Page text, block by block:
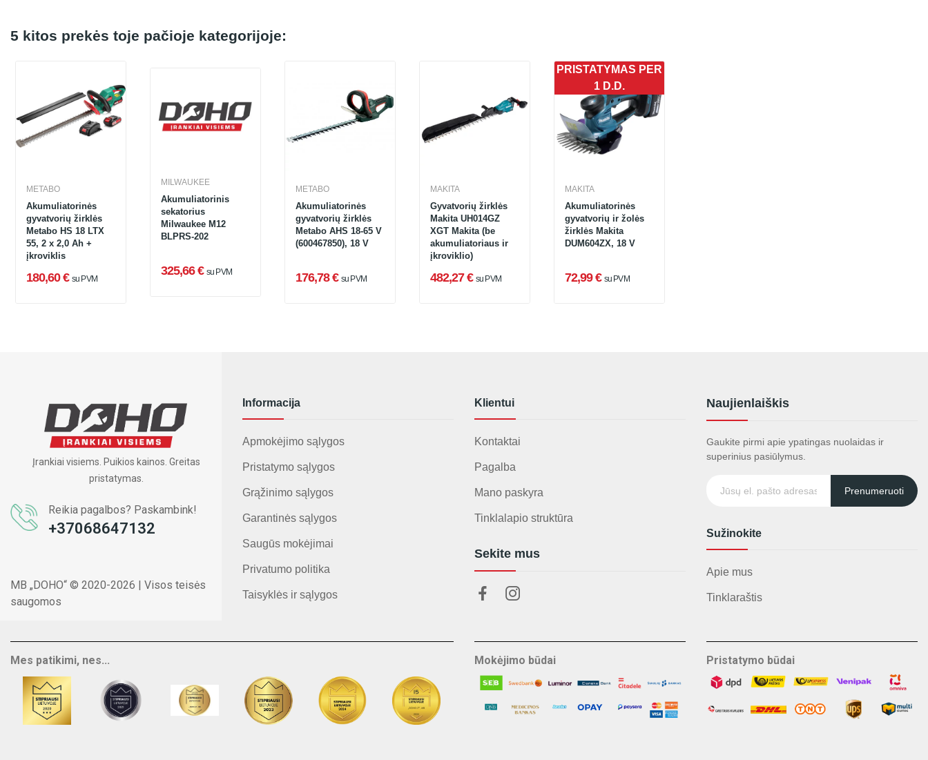
5 kitos prekės toje pačioje kategorijoje:
METABO
Akumuliatorinės
gyvatvorių žirklės
Metabo HS 18 LTX
55, 2 x 2,0 Ah +
įkroviklis
180,60 € su PVM
MILWAUKEE
Akumuliatorinis
sekatorius
Milwaukee M12
BLPRS-202
325,66 € su PVM
METABO
Akumuliatorinės
gyvatvorių žirklės
Metabo AHS 18-65 V
(600467850), 18 V
176,78 € su PVM
MAKITA
Gyvatvorių žirklės
Makita UH014GZ
XGT Makita (be
akumuliatoriaus ir
įkroviklio)
482,27 € su PVM
PRISTATYMAS PER
1 D.D.
MAKITA
Akumuliatorinės
gyvatvorių ir žolės
žirklės Makita
DUM604ZX, 18 V
72,99 € su PVM
Įrankiai visiems. Puikios kainos. Greitas
pristatymas.
Reikia pagalbos? Paskambink!
+37068647132
MB „DOHO“ © 2020-2026 | Visos teisės
saugomos
Informacija
Apmokėjimo sąlygos
Pristatymo sąlygos
Grąžinimo sąlygos
Garantinės sąlygos
Saugūs mokėjimai
Privatumo politika
Taisyklės ir sąlygos
Klientui
Kontaktai
Pagalba
Mano paskyra
Tinklalapio struktūra
Sekite mus
Naujienlaiškis
Gaukite pirmi apie ypatingas nuolaidas ir
superinius pasiūlymus.
Prenumeruoti
Sužinokite
Apie mus
Tinklaraštis
Mes patikimi, nes... Mokėjimo būdai Pristatymo būdai